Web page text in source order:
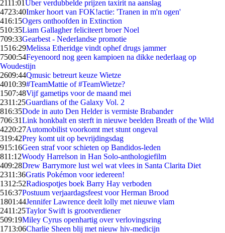
2111:01Uber verdubbelde prijzen taxirit na aanslag
4723:40Imker hoort van FOK!actie: 'Tranen in m'n ogen'
416:15Ogers onthoofden in Extinction
510:35Liam Gallagher feliciteert broer Noel
709:33Gearbest - Nederlandse promotie
1516:29Melissa Etheridge vindt ophef drugs jammer
7500:54Feyenoord nog geen kampioen na dikke nederlaag op
Woudestijn
2609:44Qmusic betreurt keuze Wietze
4010:39#TeamMattie of #TeamWietze?
1507:48Vijf gametips voor de maand mei
2311:25Guardians of the Galaxy Vol. 2
816:35Dode in auto Den Helder is vermiste Brabander
706:31Link honkbalt en sterft in nieuwe beelden Breath of the Wild
4220:27Automobilist voorkomt met stunt ongeval
319:42Prey komt uit op bevrijdingsdag
915:16Geen straf voor schieten op Bandidos-leden
811:12Woody Harrelson in Han Solo-anthologiefilm
409:28Drew Barrymore lust wel wat vlees in Santa Clarita Diet
2311:36Gratis Pokémon voor iedereen!
1312:52Radiospotjes boek Barry Hay verboden
516:37Postuum verjaardagsfeest voor Herman Brood
1801:44Jennifer Lawrence deelt lolly met nieuwe vlam
2411:25Taylor Swift is grootverdiener
509:19Miley Cyrus openhartig over verlovingsring
1713:06Charlie Sheen blij met nieuw hiv-medicijn